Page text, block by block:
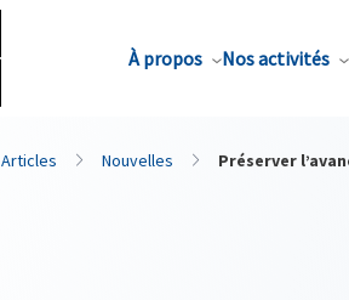
À propos Nos activités
Articles Nouvelles Préserver